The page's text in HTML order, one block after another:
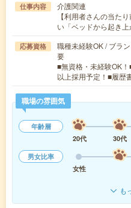
仕事内容
介護関連
【利用者さんの当た
い「ベッドから起き
応募資格
職種未経験OK / ブラ
要
■無資格・未経験OK
以上採用予定！■履歴
職場の雰囲気
年齢層
20代
30代
男女比率
女性
も